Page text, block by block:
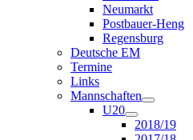
Neumarkt
Postbauer-Heng
Regensburg
Deutsche EM
Termine
Links
Mannschaften
U20
2018/19